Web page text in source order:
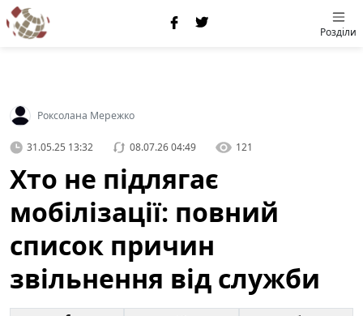
Розділи
Роксолана Мережко
31.05.25 13:32 08.07.26 04:49 121
Хто не підлягає
мобілізації: повний
список причин
звільнення від служби